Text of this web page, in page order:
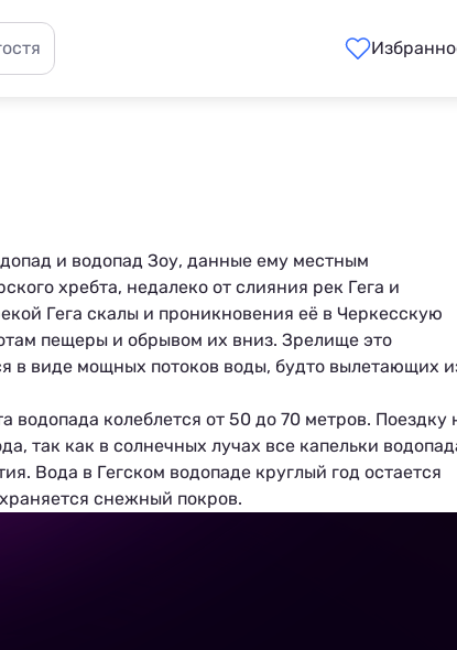
и водопад Зоу, данные ему местным
хребта, недалеко от слияния рек Гега и
Гега скалы и проникновения её в Черкесскую
пещеры и обрывом их вниз. Зрелище это
в виде мощных потоков воды, будто вылетающих
водопада колеблется от 50 до 70 метров. Поездку
так как в солнечных лучах все капельки
Вода в Гегском водопаде круглый год остается
снежный покров.